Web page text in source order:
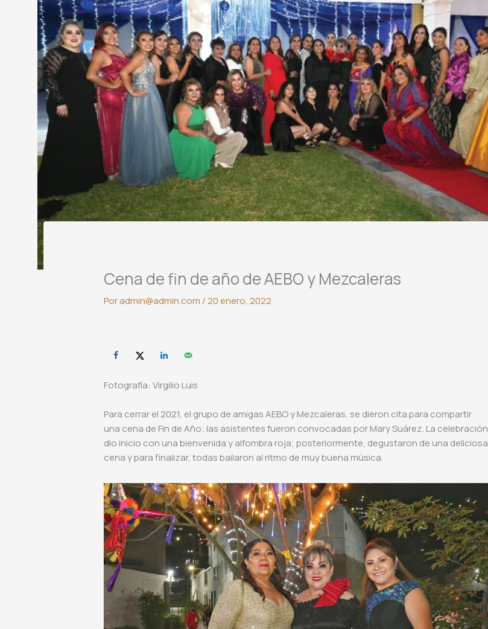
Cena de fin de año de AEBO y Mezcaleras
Poradmin@admin.com /20 enero, 2022
Fotografía: Virgilio Luis
Para cerrar el 2021, el grupo de amigas AEBO y Mezcaleras, se dieron cita para compartir
una cena de Fin de Año; las asistentes fueron convocadas por Mary Suárez. La celebración
dio inicio con una bienvenida y alfombra roja; posteriormente, degustaron de una deliciosa
cena y para finalizar, todas bailaron al ritmo de muy buena música.